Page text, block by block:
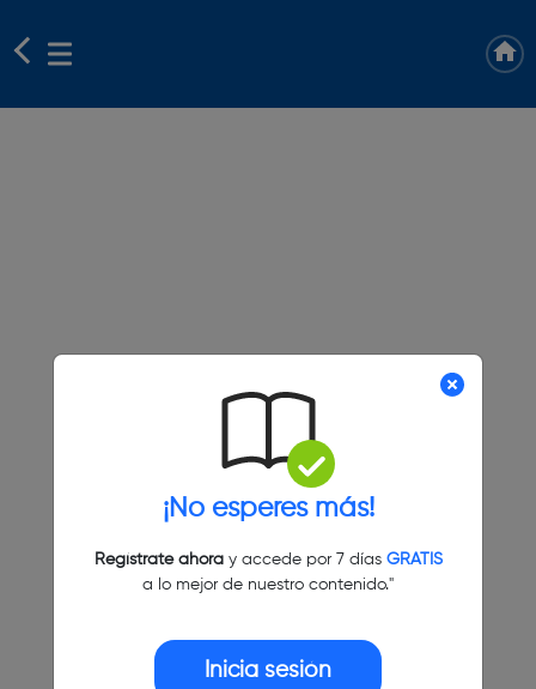
¡No esperes más!
Regístrate ahoray accede por 7 días GRATIS
a lo mejor de nuestro contenido."
Inicia sesión